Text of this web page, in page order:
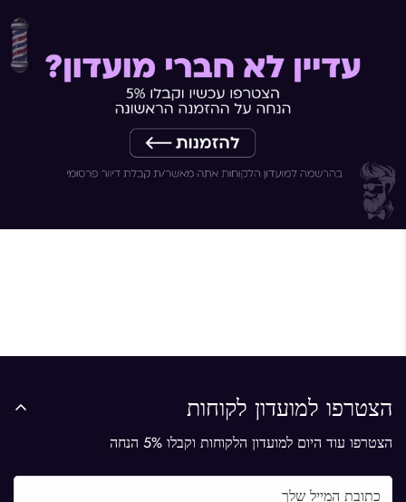
הצטרפו למועדון לקוחות
הצטרפו עוד היום למועדון הלקוחות וקבלו 5% הנחה